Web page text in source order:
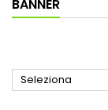
BANNER
Seleziona